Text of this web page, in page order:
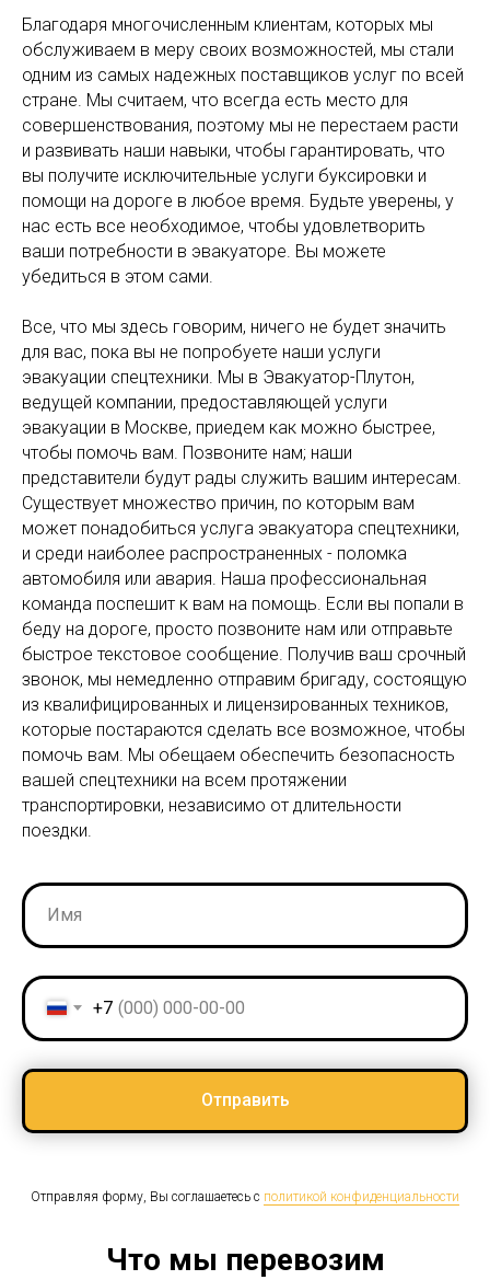
Благодаря многочисленным клиентам, которых мы
обслуживаем в меру своих возможностей, мы стали
одним из самых надежных поставщиков услуг по всей
стране. Мы считаем, что всегда есть место для
совершенствования, поэтому мы не перестаем расти
и развивать наши навыки, чтобы гарантировать, что
вы получите исключительные услуги буксировки и
помощи на дороге в любое время. Будьте уверены, у
нас есть все необходимое, чтобы удовлетворить
ваши потребности в эвакуаторе. Вы можете
убедиться в этом сами.
Все, что мы здесь говорим, ничего не будет значить
для вас, пока вы не попробуете наши услуги
эвакуации спецтехники. Мы в Эвакуатор-Плутон,
ведущей компании, предоставляющей услуги
эвакуации в Москве, приедем как можно быстрее,
чтобы помочь вам. Позвоните нам; наши
представители будут рады служить вашим интересам.
Существует множество причин, по которым вам
может понадобиться услуга эвакуатора спецтехники,
и среди наиболее распространенных - поломка
автомобиля или авария. Наша профессиональная
команда поспешит к вам на помощь. Если вы попали в
беду на дороге, просто позвоните нам или отправьте
быстрое текстовое сообщение. Получив ваш срочный
звонок, мы немедленно отправим бригаду, состоящую
из квалифицированных и лицензированных техников,
которые постараются сделать все возможное, чтобы
помочь вам. Мы обещаем обеспечить безопасность
вашей спецтехники на всем протяжении
транспортировки, независимо от длительности
поездки.
+7
Отправить
Отправляя форму, Вы соглашаетесь с политикой конфиденциальности
Что мы перевозим